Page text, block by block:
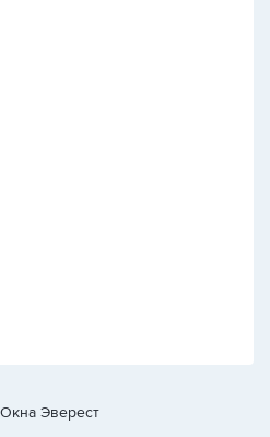
Окна Эверест